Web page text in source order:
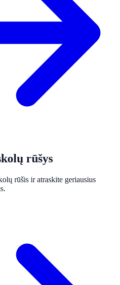
rūšys
rūšis ir atraskite geriausius